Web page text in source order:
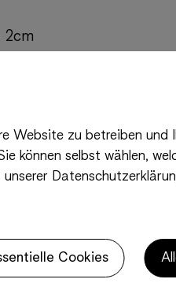
2cm
2cm
gebürstet - 2cm
Website zu betreiben und
können selbst wählen,
Cookies